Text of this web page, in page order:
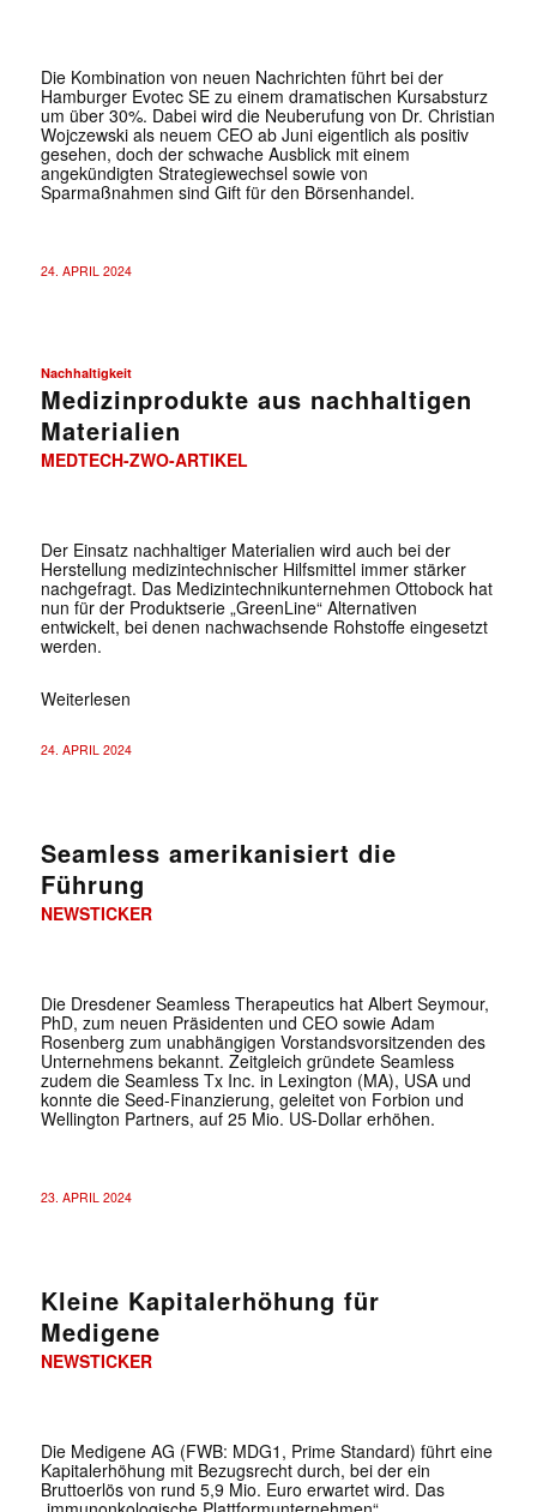
Die Kombination von neuen Nachrichten führt bei der
Hamburger Evotec SE zu einem dramatischen Kursabsturz
um über 30%. Dabei wird die Neuberufung von Dr. Christian
Wojczewski als neuem CEO ab Juni eigentlich als positiv
gesehen, doch der schwache Ausblick mit einem
angekündigten Strategiewechsel sowie von
Sparmaßnahmen sind Gift für den Börsenhandel.
24. APRIL 2024
Nachhaltigkeit
Medizinprodukte aus nachhaltigen
Materialien
MEDTECH-ZWO-ARTIKEL
Der Einsatz nachhaltiger Materialien wird auch bei der
Herstellung medizintechnischer Hilfsmittel immer stärker
nachgefragt. Das Medizintechnikunternehmen Ottobock hat
nun für der Produktserie „GreenLine“ Alternativen
entwickelt, bei denen nachwachsende Rohstoffe eingesetzt
werden.
Weiterlesen
24. APRIL 2024
Seamless amerikanisiert die
Führung
NEWSTICKER
Die Dresdener Seamless Therapeutics hat Albert Seymour,
PhD, zum neuen Präsidenten und CEO sowie Adam
Rosenberg zum unabhängigen Vorstandsvorsitzenden des
Unternehmens bekannt. Zeitgleich gründete Seamless
zudem die Seamless Tx Inc. in Lexington (MA), USA und
konnte die Seed-Finanzierung, geleitet von Forbion und
Wellington Partners, auf 25 Mio. US-Dollar erhöhen.
23. APRIL 2024
Kleine Kapitalerhöhung für
Medigene
NEWSTICKER
Die Medigene AG (FWB: MDG1, Prime Standard) führt eine
Kapitalerhöhung mit Bezugsrecht durch, bei der ein
Bruttoerlös von rund 5,9 Mio. Euro erwartet wird. Das